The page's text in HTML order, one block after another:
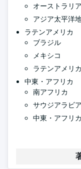
オーストラリア
アジア太平洋
ラテンアメリカ
ブラジル
メキシコ
ラテンアメリ
中東・アフリカ
南アフリカ
サウジアラビア
中東・アフリ